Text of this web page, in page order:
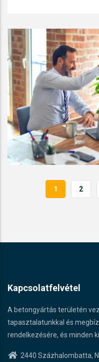
CURRENT
1 PAGE
2
Kapcsolatfelvétel
A betongyártás területén
tapasztalatunkkal és
rendelkezésére, és minden
2440 Százhalombatta,